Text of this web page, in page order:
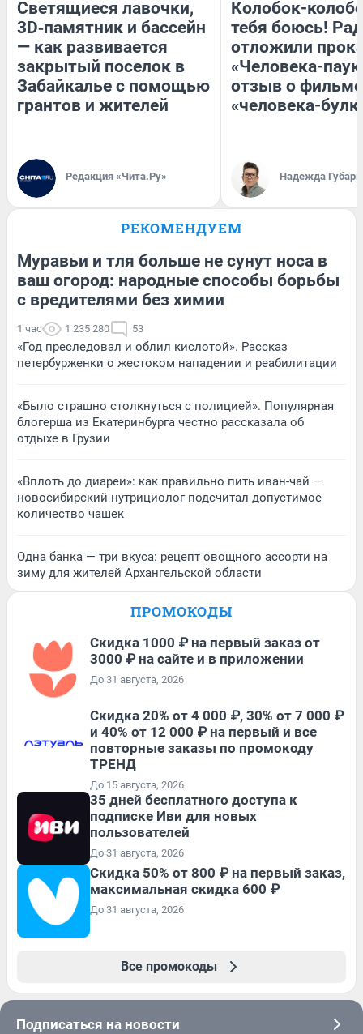
Светящиеся лавочки,
3D‑памятник и бассейн
— как развивается
закрытый поселок в
Забайкалье с помощью
грантов и жителей
Редакция «Чита.Ру»
Колобок-
тебя боюсь!
отложили
«Человека-
отзыв о
«человека-
Надежда Губарь
РЕКОМЕНДУЕМ
Муравьи и тля больше не сунут носа в
ваш огород: народные способы борьбы
с вредителями без химии
1 час 1 235 280 53
«Год преследовал и облил кислотой». Рассказ
петербурженки о жестоком нападении и реабилитации
«Было страшно столкнуться с полицией». Популярная
блогерша из Екатеринбурга честно рассказала об
отдыхе в Грузии
«Вплоть до диареи»: как правильно пить иван-чай —
новосибирский нутрициолог подсчитал допустимое
количество чашек
Одна банка — три вкуса: рецепт овощного ассорти на
зиму для жителей Архангельской области
ПРОМОКОДЫ
Скидка 1000 ₽ на первый заказ от
3000 ₽ на сайте и в приложении
До 31 августа, 2026
Скидка 20% от 4 000 ₽, 30% от 7 000 ₽
и 40% от 12 000 ₽ на первый и все
повторные заказы по промокоду
ТРЕНД
До 15 августа, 2026
35 дней бесплатного доступа к
подписке Иви для новых
пользователей
До 31 августа, 2026
Скидка 50% от 800 ₽ на первый заказ,
максимальная скидка 600 ₽
До 31 августа, 2026
Все промокоды
Подписаться на новости